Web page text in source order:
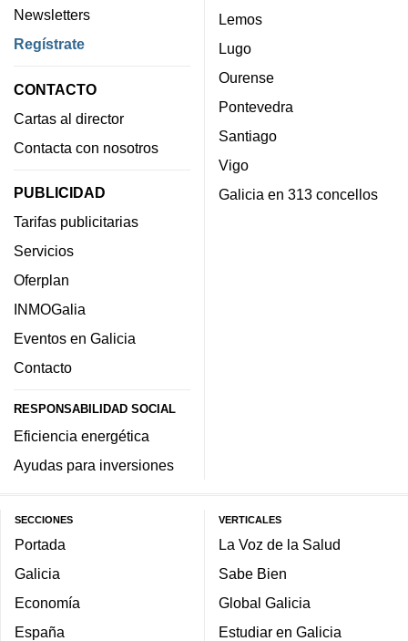
Newsletters
Regístrate
CONTACTO
Cartas al director
Contacta con nosotros
PUBLICIDAD
Tarifas publicitarias
Servicios
Oferplan
INMOGalia
Eventos en Galicia
Contacto
RESPONSABILIDAD SOCIAL
Eficiencia energética
Ayudas para inversiones
Lemos
Lugo
Ourense
Pontevedra
Santiago
Vigo
Galicia en 313 concellos
SECCIONES
Portada
Galicia
Economía
España
VERTICALES
La Voz de la Salud
Sabe Bien
Global Galicia
Estudiar en Galicia